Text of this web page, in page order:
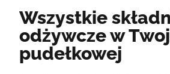
Wszystkie
odżywcze w
pudełkowej